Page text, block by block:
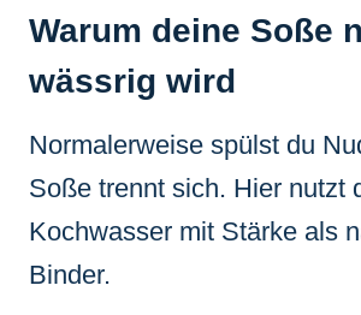
Warum deine Soße
wässrig wird
Normalerweise spülst du
Soße trennt sich. Hier nutzt
Kochwasser mit Stärke als
Binder.